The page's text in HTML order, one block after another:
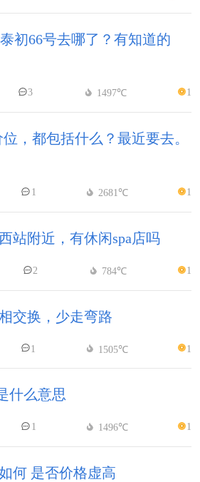
初66号去哪了？有知道的
3 1497℃ 1
，都包括什么？最近要去。
1 2681℃ 1
站附近，有休闲spa店吗
2 784℃ 1
交换，少走弯路
1 1505℃ 1
什么意思
1 1496℃ 1
何 是否价格虚高